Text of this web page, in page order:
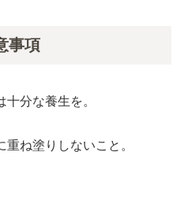
事項
分な養生を。
ね塗りしないこと。